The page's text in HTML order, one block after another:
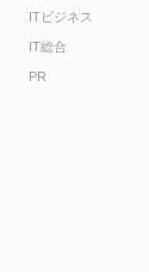
ITビジネス
IT総合
PR